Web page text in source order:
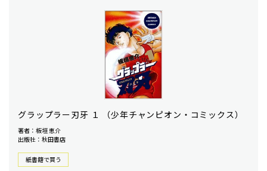
グラップラー刃牙 １ （少年チャンピオン・コミックス）
著者：板垣 恵介
出版社：秋田書店
紙書籍で買う